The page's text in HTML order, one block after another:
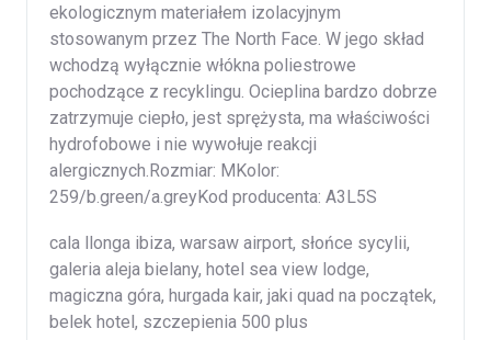
ekologicznym materiałem izolacyjnym
stosowanym przez The North Face. W jego skład
wchodzą wyłącznie włókna poliestrowe
pochodzące z recyklingu. Ocieplina bardzo dobrze
zatrzymuje ciepło, jest sprężysta, ma właściwości
hydrofobowe i nie wywołuje reakcji
alergicznych.Rozmiar: MKolor:
259/b.green/a.greyKod producenta: A3L5S
cala llonga ibiza, warsaw airport, słońce sycylii,
galeria aleja bielany, hotel sea view lodge,
magiczna góra, hurgada kair, jaki quad na początek,
belek hotel, szczepienia 500 plus